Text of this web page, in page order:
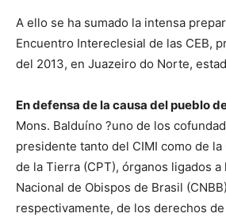
A ello se ha sumado la intensa
Encuentro Intereclesial de las CEB,
del 2013, en Juazeiro do Norte,
En defensa de la causa del pueblo
Mons. Balduíno ?uno de los
presidente tanto del CIMI como de
de la Tierra (CPT), órganos ligados
Nacional de Obispos de Brasil
respectivamente, de los derechos